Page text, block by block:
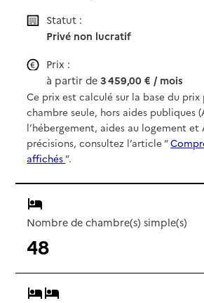
Statut :
Privé non lucratif
Prix :
à partir de3 459,00 € / mois
Ce prix est calculé sur la base du prix
chambre seule, hors aides publiques
l’hébergement, aides au logement et
précisions, consultez l’article “
affichés”.
Nombre de chambre(s) simple(s)
48